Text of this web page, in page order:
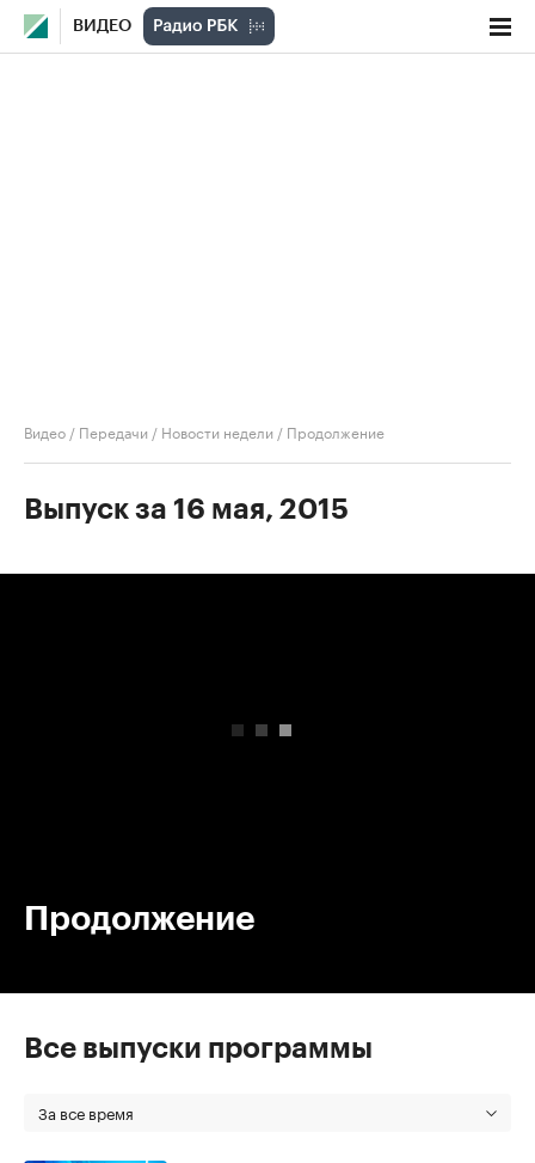
ВИДЕО
Видео / Передачи / Новости недели / Продолжение
Выпуск за 16 мая, 2015
Продолжение
Все выпуски программы
За все время